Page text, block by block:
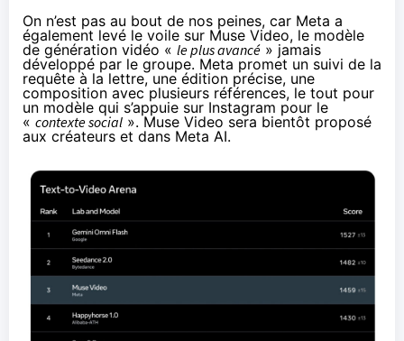
On n’est pas au bout de nos peines, car Meta a
également levé le voile sur Muse Video, le modèle
de génération vidéo « le plus avancé » jamais
développé par le groupe. Meta promet un suivi de la
requête à la lettre, une édition précise, une
composition avec plusieurs références, le tout pour
un modèle qui s’appuie sur Instagram pour le
« contexte social ». Muse Video sera bientôt proposé
aux créateurs et dans Meta AI.